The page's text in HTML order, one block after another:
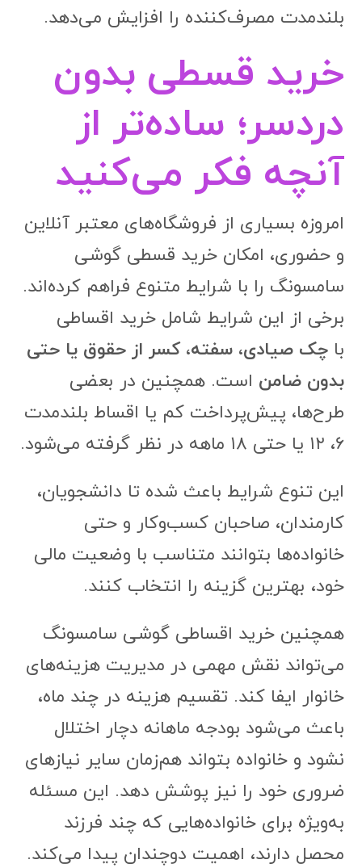
بلندمدت مصرف‌کننده را افزایش می‌دهد.
خرید قسطی بدون
دردسر؛ ساده‌تر از
آنچه فکر می‌کنید
امروزه بسیاری از فروشگاه‌های معتبر آنلاین
و حضوری، امکان خرید قسطی گوشی
سامسونگ را با شرایط متنوع فراهم کرده‌اند.
برخی از این شرایط شامل خرید اقساطی
باچک صیادی، سفته، کسر از حقوق یا حتی
بدون ضامن است. همچنین در بعضی
طرح‌ها، پیش‌پرداخت کم یا اقساط بلندمدت
۶، ۱۲ یا حتی ۱۸ ماهه در نظر گرفته می‌شود.
این تنوع شرایط باعث شده تا دانشجویان،
کارمندان، صاحبان کسب‌وکار و حتی
خانواده‌ها بتوانند متناسب با وضعیت مالی
خود، بهترین گزینه را انتخاب کنند.
همچنین خرید اقساطی گوشی سامسونگ
می‌تواند نقش مهمی در مدیریت هزینه‌های
خانوار ایفا کند. تقسیم هزینه در چند ماه،
باعث می‌شود بودجه ماهانه دچار اختلال
نشود و خانواده بتواند هم‌زمان سایر نیازهای
ضروری خود را نیز پوشش دهد. این مسئله
به‌ویژه برای خانواده‌هایی که چند فرزند
محصل دارند، اهمیت دوچندان پیدا می‌کند.